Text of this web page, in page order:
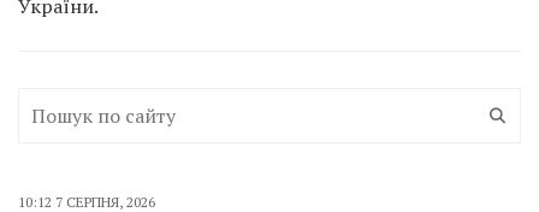
України.
10:12 7 СЕРПНЯ, 2026